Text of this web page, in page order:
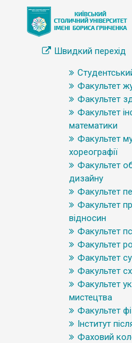
Швидкий перехід
Факультет
Факультет
Факультет
математики
Факультет
хореографії
Факультет
дизайну
Факультет
Факультет
відносин
Факультет
Факультет
Факультет
Факультет
Факультет
мистецтва
Факультет
Інститут
Фаховий